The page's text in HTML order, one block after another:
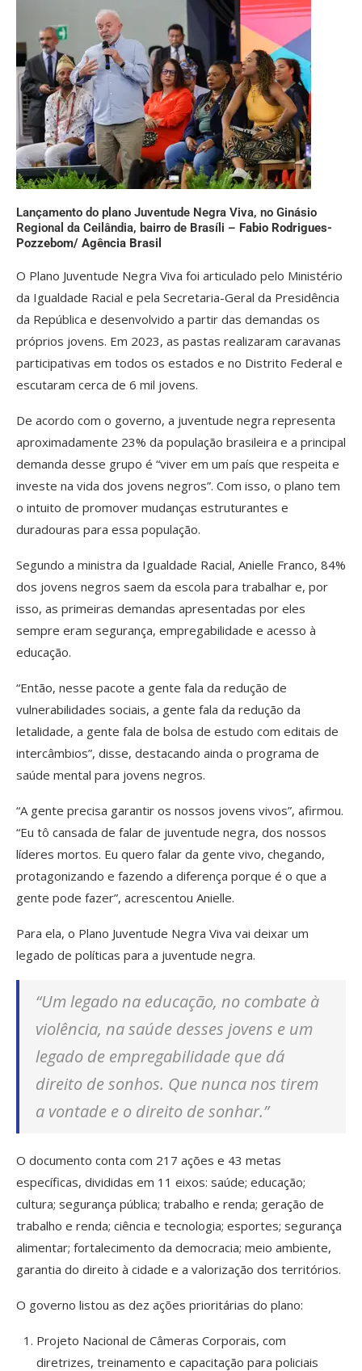
Lançamento do plano Juventude Negra Viva, no Ginásio
Regional da Ceilândia, bairro de Brasíli – Fabio Rodrigues-
Pozzebom/ Agência Brasil
O Plano Juventude Negra Viva foi articulado pelo Ministério
da Igualdade Racial e pela Secretaria-Geral da Presidência
da República e desenvolvido a partir das demandas os
próprios jovens. Em 2023, as pastas realizaram caravanas
participativas em todos os estados e no Distrito Federal e
escutaram cerca de 6 mil jovens.
De acordo com o governo, a juventude negra representa
aproximadamente 23% da população brasileira e a principal
demanda desse grupo é “viver em um país que respeita e
investe na vida dos jovens negros”. Com isso, o plano tem
o intuito de promover mudanças estruturantes e
duradouras para essa população.
Segundo a ministra da Igualdade Racial, Anielle Franco, 84%
dos jovens negros saem da escola para trabalhar e, por
isso, as primeiras demandas apresentadas por eles
sempre eram segurança, empregabilidade e acesso à
educação.
“Então, nesse pacote a gente fala da redução de
vulnerabilidades sociais, a gente fala da redução da
letalidade, a gente fala de bolsa de estudo com editais de
intercâmbios”, disse, destacando ainda o programa de
saúde mental para jovens negros.
“A gente precisa garantir os nossos jovens vivos”, afirmou.
“Eu tô cansada de falar de juventude negra, dos nossos
líderes mortos. Eu quero falar da gente vivo, chegando,
protagonizando e fazendo a diferença porque é o que a
gente pode fazer”, acrescentou Anielle.
Para ela, o Plano Juventude Negra Viva vai deixar um
legado de políticas para a juventude negra.
“Um legado na educação, no combate à
violência, na saúde desses jovens e um
legado de empregabilidade que dá
direito de sonhos. Que nunca nos tirem
a vontade e o direito de sonhar.”
O documento conta com 217 ações e 43 metas
específicas, divididas em 11 eixos: saúde; educação;
cultura; segurança pública; trabalho e renda; geração de
trabalho e renda; ciência e tecnologia; esportes; segurança
alimentar; fortalecimento da democracia; meio ambiente,
garantia do direito à cidade e a valorização dos territórios.
O governo listou as dez ações prioritárias do plano:
Projeto Nacional de Câmeras Corporais, com
diretrizes, treinamento e capacitação para policiais